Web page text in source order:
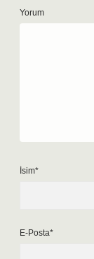
Yorum
İsim*
E-Posta*